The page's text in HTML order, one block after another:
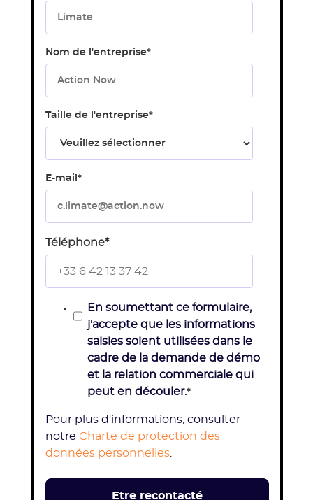
Nom de l'entreprise*
Taille de l'entreprise*
E-mail *
Téléphone*
En soumettant ce formulaire,
j'accepte que les informations
saisies soient utilisées dans le
cadre de la demande de démo
et la relation commerciale qui
peut en découler.*
Pour plus d'informations, consulter
notre Charte de protection des
données personnelles.